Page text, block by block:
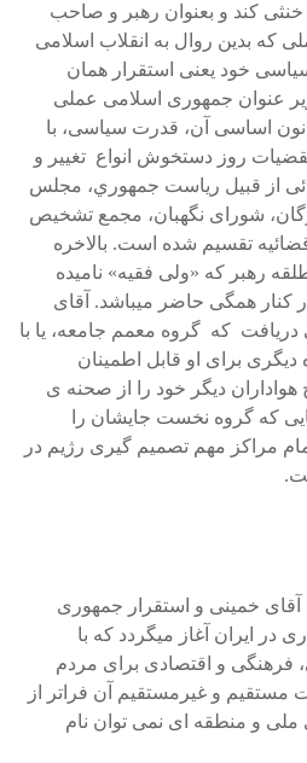
خنثی کند و بعنوان رهبر و صاحب
که بدين روال به انقلاب اسلامی
خود يعنی استقرار همان
عنوان جمهوری اسلامی عملی
اساسی آن، قدرت سياسی، با
روز دستخوش انواع تغيير و
از قبيل رياست جمهوري، مجلس
شورای نگهبان، مجمع تشخيص
تقسيم شده است. بالاخره
رهبر که «ولی فقيه» ناميده
کنار همگی حاضر ميباشد. آقای
دريافت که گروه معمم جامعه، يا با
برای او قابل اطمينان
ديگر خود را از صحنه ی
که گروه نخست جايشان را
مراکز مهم تصميم گيری رژيم در
آقای خمينی و استقرار جمهوری
در ايران آغاز ميگردد که با
فرهنگی و اقتصادی برای مردم
مستقيم و غيرمستقيم آن فراتر از
ملی و منطقه ای نمی توان نام